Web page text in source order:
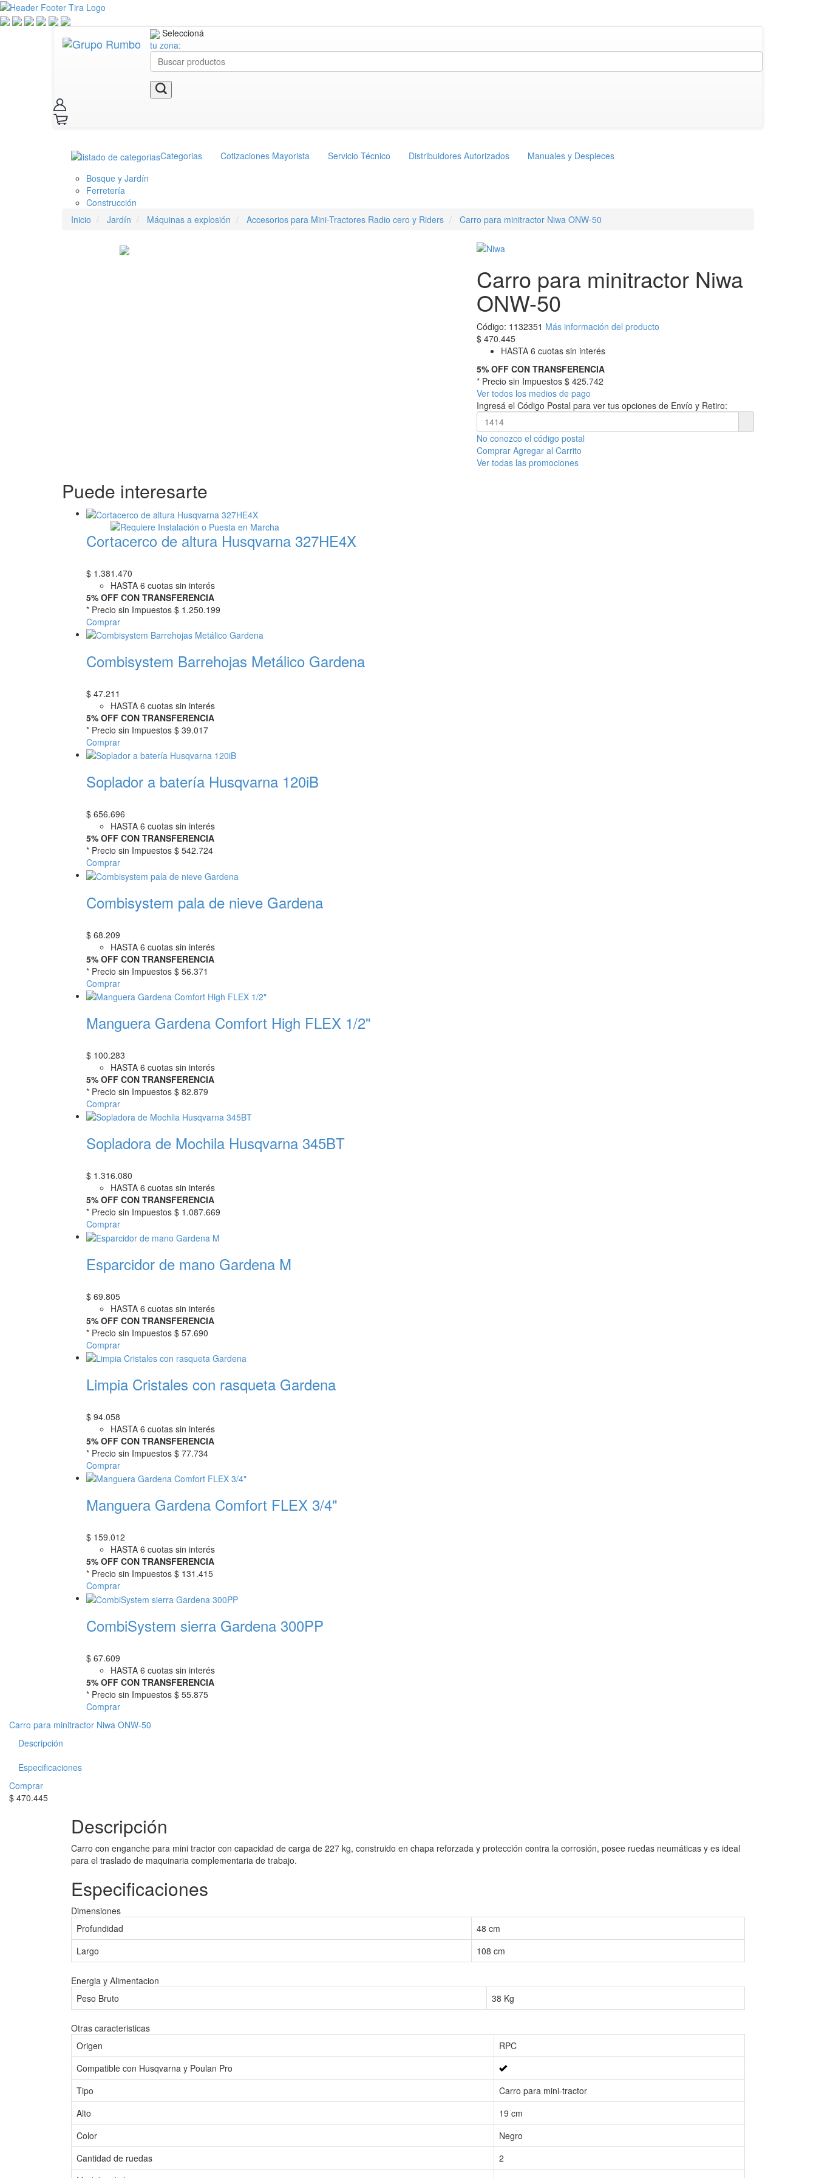
Seleccioná
tu zona:
Categorias
Bosque y Jardín
Ferretería
Construcción
Cotizaciones Mayorista Servicio Técnico Distribuidores Autorizados Manuales y Despieces
Inicio Jardín Máquinas a explosión Accesorios para Mini-Tractores Radio cero y Riders Carro para minitractor Niwa ONW-50
Carro para minitractor Niwa
ONW-50
Código: 1132351 Más información del producto
$ 470.445
HASTA 6 cuotas sin interés
5% OFF CON TRANSFERENCIA
* Precio sin Impuestos $ 425.742
Ver todos los medios de pago
Ingresá el Código Postal para ver tus opciones de Envío y Retiro:
No conozco el código postal
Comprar Agregar al Carrito
Ver todas las promociones
Puede interesarte
Cortacerco de altura Husqvarna 327HE4X
$ 1.381.470
HASTA 6 cuotas sin interés
5% OFF CON TRANSFERENCIA
* Precio sin Impuestos $ 1.250.199
Comprar
Combisystem Barrehojas Metálico Gardena
$ 47.211
HASTA 6 cuotas sin interés
5% OFF CON TRANSFERENCIA
* Precio sin Impuestos $ 39.017
Comprar
Soplador a batería Husqvarna 120iB
$ 656.696
HASTA 6 cuotas sin interés
5% OFF CON TRANSFERENCIA
* Precio sin Impuestos $ 542.724
Comprar
Combisystem pala de nieve Gardena
$ 68.209
HASTA 6 cuotas sin interés
5% OFF CON TRANSFERENCIA
* Precio sin Impuestos $ 56.371
Comprar
Manguera Gardena Comfort High FLEX 1/2"
$ 100.283
HASTA 6 cuotas sin interés
5% OFF CON TRANSFERENCIA
* Precio sin Impuestos $ 82.879
Comprar
Sopladora de Mochila Husqvarna 345BT
$ 1.316.080
HASTA 6 cuotas sin interés
5% OFF CON TRANSFERENCIA
* Precio sin Impuestos $ 1.087.669
Comprar
Esparcidor de mano Gardena M
$ 69.805
HASTA 6 cuotas sin interés
5% OFF CON TRANSFERENCIA
* Precio sin Impuestos $ 57.690
Comprar
Limpia Cristales con rasqueta Gardena
$ 94.058
HASTA 6 cuotas sin interés
5% OFF CON TRANSFERENCIA
* Precio sin Impuestos $ 77.734
Comprar
Manguera Gardena Comfort FLEX 3/4"
$ 159.012
HASTA 6 cuotas sin interés
5% OFF CON TRANSFERENCIA
* Precio sin Impuestos $ 131.415
Comprar
CombiSystem sierra Gardena 300PP
$ 67.609
HASTA 6 cuotas sin interés
5% OFF CON TRANSFERENCIA
* Precio sin Impuestos $ 55.875
Comprar
Carro para minitractor Niwa ONW-50
Descripción
Especificaciones
Comprar
$ 470.445
Descripción
Carro con enganche para mini tractor con capacidad de carga de 227 kg, construido en chapa reforzada y protección contra la corrosión, posee ruedas neumáticas y es ideal
para el traslado de maquinaria complementaria de trabajo.
Especificaciones
Dimensiones
Profundidad
48 cm
Largo
108 cm
Energia y Alimentacion
Peso Bruto
38 Kg
Otras caracteristicas
Origen
RPC
Compatible con Husqvarna y Poulan Pro
Tipo
Carro para mini-tractor
Alto
19 cm
Color
Negro
Cantidad de ruedas
2